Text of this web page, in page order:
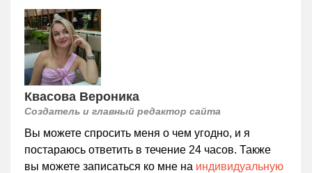
Квасова Вероника
Создатель и главный редактор сайта
Вы можете спросить меня о чем угодно, и я
постараюсь ответить в течение 24 часов. Также
вы можете записаться ко мне на индивидуальную